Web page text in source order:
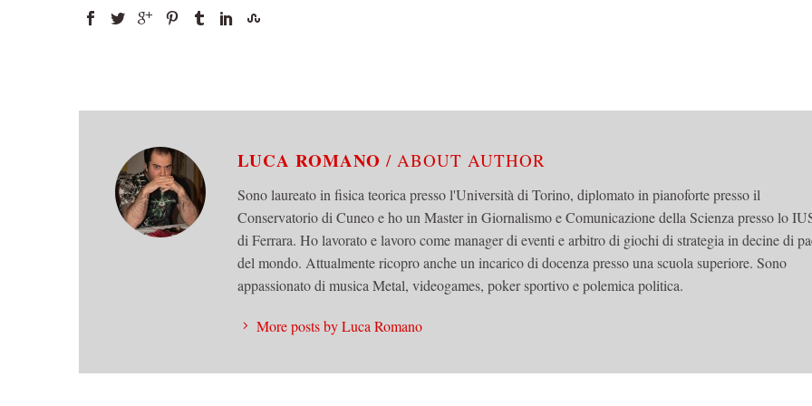
LUCA ROMANO/ ABOUT AUTHOR
Sono laureato in fisica teorica presso l'Università di Torino, diplomato in pianoforte presso il
Conservatorio di Cuneo e ho un Master in Giornalismo e Comunicazione della Scienza presso lo
di Ferrara. Ho lavorato e lavoro come manager di eventi e arbitro di giochi di strategia in decine di
del mondo. Attualmente ricopro anche un incarico di docenza presso una scuola superiore. Sono
appassionato di musica Metal, videogames, poker sportivo e polemica politica.
More posts by Luca Romano